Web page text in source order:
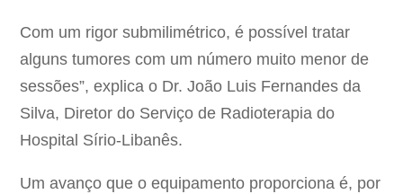
Com um rigor submilimétrico, é possível tratar
alguns tumores com um número muito menor de
sessões”, explica o Dr. João Luis Fernandes da
Silva, Diretor do Serviço de Radioterapia do
Hospital Sírio-Libanês.
Um avanço que o equipamento proporciona é, por